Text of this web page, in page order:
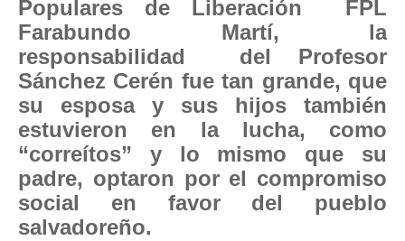
Populares de Liberación FPL
Farabundo Martí, la
responsabilidad del Profesor
Sánchez Cerén fue tan grande, que
su esposa y sus hijos también
estuvieron en la lucha, como
“correítos” y lo mismo que su
padre, optaron por el compromiso
social en favor del pueblo
salvadoreño.